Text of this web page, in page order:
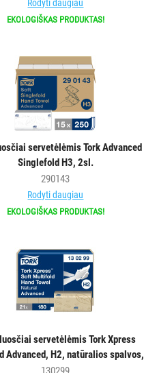
Rodyti daugiau
EKOLOGIŠKAS PRODUKTAS!
servetėlėmis Tork Advanced
Singlefold H3, 2sl.
290143
Rodyti daugiau
EKOLOGIŠKAS PRODUKTAS!
servetėlėmis Tork Xpress
Advanced, H2, natūralios spalvos,
2sl.